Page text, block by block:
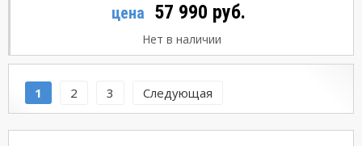
цена 57 990 руб.
Нет в наличии
1 2 3 Следующая